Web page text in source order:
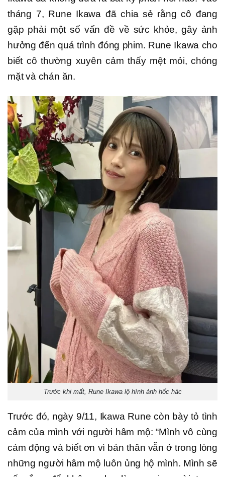
tháng 7, Rune Ikawa đã chia sẻ rằng cô đang
gặp phải một số vấn đề về sức khỏe, gây ảnh
hưởng đến quá trình đóng phim. Rune Ikawa cho
biết cô thường xuyên cảm thấy mệt mỏi, chóng
mặt và chán ăn.
Trước khi mất, Rune Ikawa lộ hình ảnh hốc hác
Trước đó, ngày 9/11, Ikawa Rune còn bày tỏ tình
cảm của mình với người hâm mộ: “Mình vô cùng
cảm động và biết ơn vì bản thân vẫn ở trong lòng
những người hâm mộ luôn ủng hộ mình. Mình sẽ